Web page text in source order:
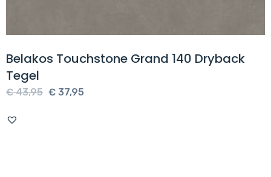
Belakos Touchstone Grand 140 Dryback
Tegel
€43,95 Oorspronkelijke
€ 37,95